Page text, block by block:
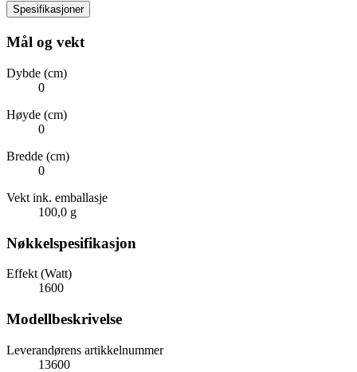
Spesifikasjoner
Mål og vekt
Dybde (cm)
0
Høyde (cm)
0
Bredde (cm)
0
Vekt ink. emballasje
100,0 g
Nøkkelspesifikasjon
Effekt (Watt)
1600
Modellbeskrivelse
Leverandørens artikkelnummer
13600